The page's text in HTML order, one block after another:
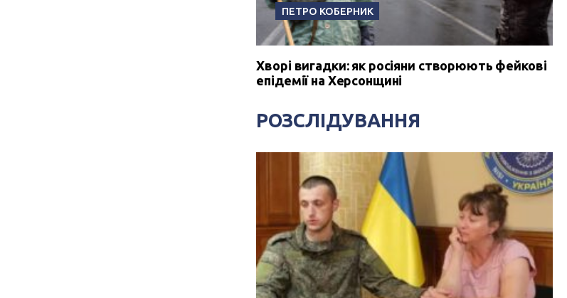
ПЕТРО КОБЕРНИК
Хворі вигадки: як росіяни створюють фейкові
епідемії на Херсонщині
РОЗСЛІДУВАННЯ